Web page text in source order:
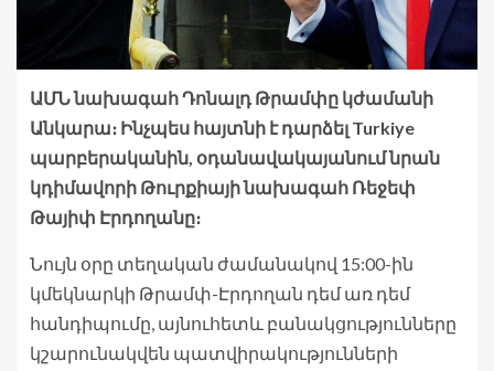
ԱՄՆ նախագահ Դոնալդ Թրամփը կժամանի
Անկարա։ Ինչպես հայտնի է դարձել Turkiye
պարբերականին, օդանավակայանում նրան
կդիմավորի Թուրքիայի նախագահ Ռեջեփ
Թայիփ Էրդողանը։
Նույն օրը տեղական ժամանակով 15:00-ին
կմեկնարկի Թրամփ-Էրդողան դեմ առ դեմ
հանդիպումը, այնուհետև բանակցությունները
կշարունակվեն պատվիրակությունների